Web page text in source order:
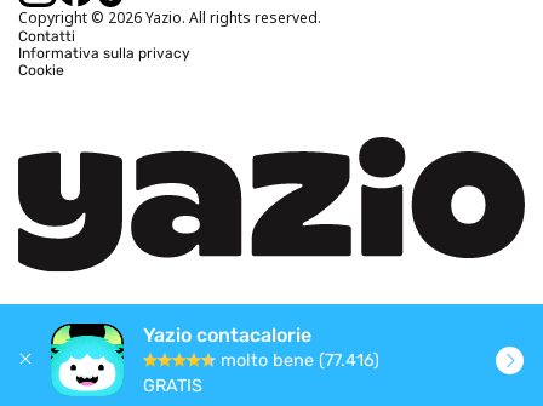
Copyright © 2026 Yazio. All rights reserved.
Contatti
Informativa sulla privacy
Cookie
Yazio contacalorie
molto bene (77.416)
GRATIS